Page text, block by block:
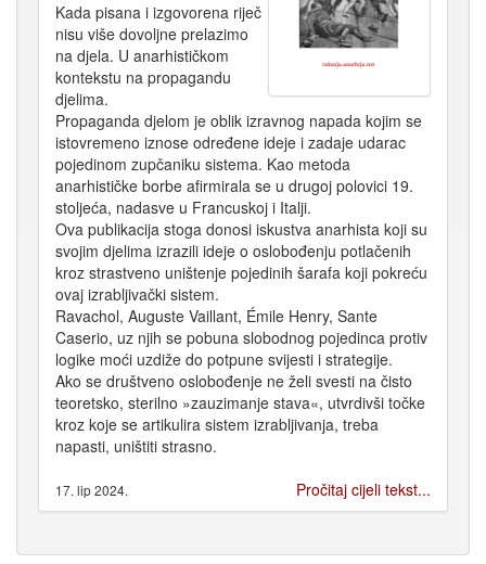
Kada pisana i izgovorena riječ
nisu više dovoljne prelazimo
na djela. U anarhističkom
kontekstu na propagandu
djelima.
Propaganda djelom je oblik izravnog napada kojim se
istovremeno iznose određene ideje i zadaje udarac
pojedinom zupčaniku sistema. Kao metoda
anarhističke borbe afirmirala se u drugoj polovici 19.
stoljeća, nadasve u Francuskoj i Italji.
Ova publikacija stoga donosi iskustva anarhista koji su
svojim djelima izrazili ideje o oslobođenju potlačenih
kroz strastveno uništenje pojedinih šarafa koji pokreću
ovaj izrabljivački sistem.
Ravachol, Auguste Vaillant, Émile Henry, Sante
Caserio, uz njih se pobuna slobodnog pojedinca protiv
logike moći uzdiže do potpune svijesti i strategije.
Ako se društveno oslobođenje ne želi svesti na čisto
teoretsko, sterilno »zauzimanje stava«, utvrdivši točke
kroz koje se artikulira sistem izrabljivanja, treba
napasti, uništiti strasno.
17. lip 2024. Pročitaj cijeli tekst...